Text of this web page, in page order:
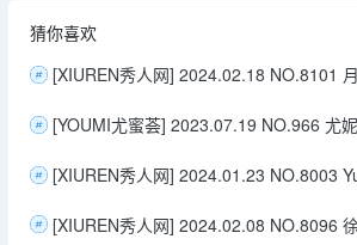
猜你喜欢
[YOUMI尤蜜荟] 2023.07.19 NO.966 尤
[XIUREN秀人网] 2024.01.23 NO.8003